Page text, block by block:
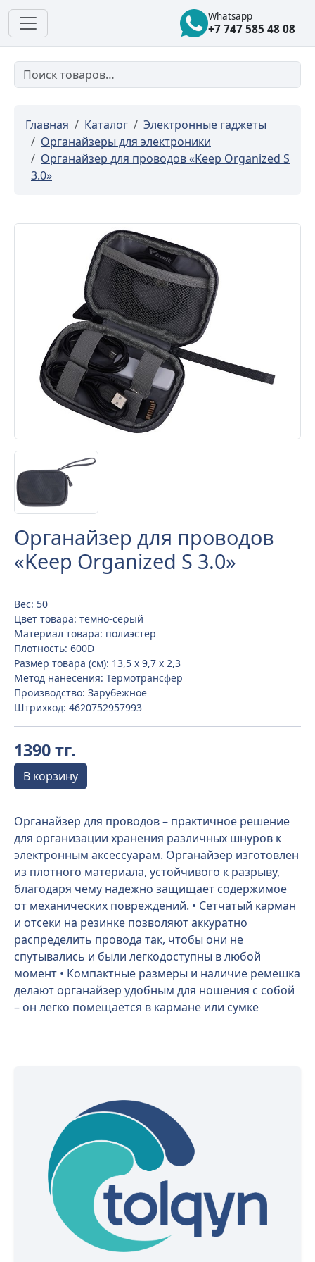
Whatsapp
+7 747 585 48 08
Главная Каталог
Электронные гаджеты
Органайзеры для электроники
Органайзер для проводов «Keep Organized S
3.0»
Органайзер для проводов
«Keep Organized S 3.0»
Вес: 50
Цвет товара: темно-серый
Материал товара: полиэстер
Плотность: 600D
Размер товара (см): 13,5 х 9,7 х 2,3
Метод нанесения: Термотрансфер
Производство: Зарубежное
Штрихкод: 4620752957993
1390 тг.
В корзину
Органайзер для проводов – практичное решение
для организации хранения различных шнуров к
электронным аксессуарам. Органайзер изготовлен
из плотного материала, устойчивого к разрыву,
благодаря чему надежно защищает содержимое
от механических повреждений. • Сетчатый карман
и отсеки на резинке позволяют аккуратно
распределить провода так, чтобы они не
спутывались и были легкодоступны в любой
момент • Компактные размеры и наличие ремешка
делают органайзер удобным для ношения с собой
– он легко помещается в кармане или сумке